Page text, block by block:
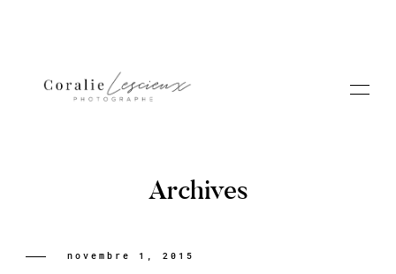
Portfolio
Archives
novembre 1, 2015